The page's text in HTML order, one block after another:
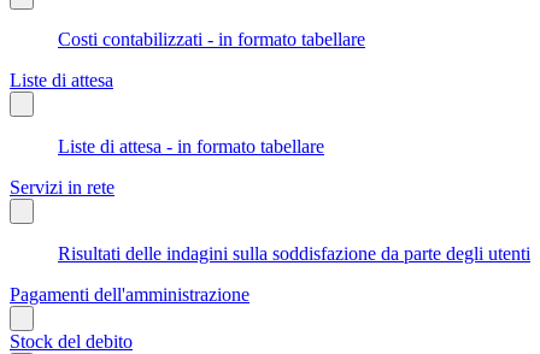
Costi contabilizzati - in formato tabellare
Liste di attesa
Liste di attesa - in formato tabellare
Servizi in rete
Risultati delle indagini sulla soddisfazione da parte degli utenti
Pagamenti dell'amministrazione
Stock del debito